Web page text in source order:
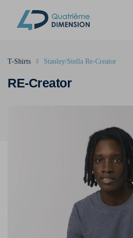
RE-Creator
T-Shirts Stanley/Stella Re-Creator